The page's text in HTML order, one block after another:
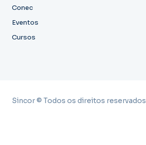
Conec
Eventos
Cursos
Sincor © Todos os direitos reservados